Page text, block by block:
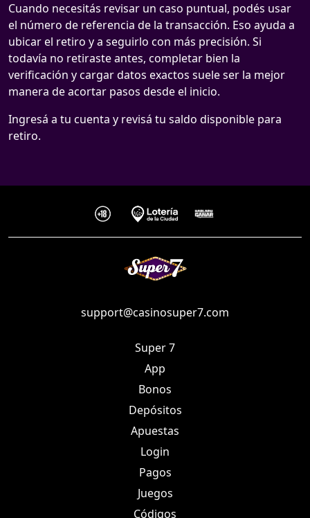
Cuando necesitás revisar un caso puntual, podés usar
el número de referencia de la transacción. Eso ayuda a
ubicar el retiro y a seguirlo con más precisión. Si
todavía no retiraste antes, completar bien la
verificación y cargar datos exactos suele ser la mejor
manera de acortar pasos desde el inicio.
Ingresá a tu cuenta y revisá tu saldo disponible para
retiro.
support@casinosuper7.com
Super 7
App
Bonos
Depósitos
Apuestas
Login
Pagos
Juegos
Códigos